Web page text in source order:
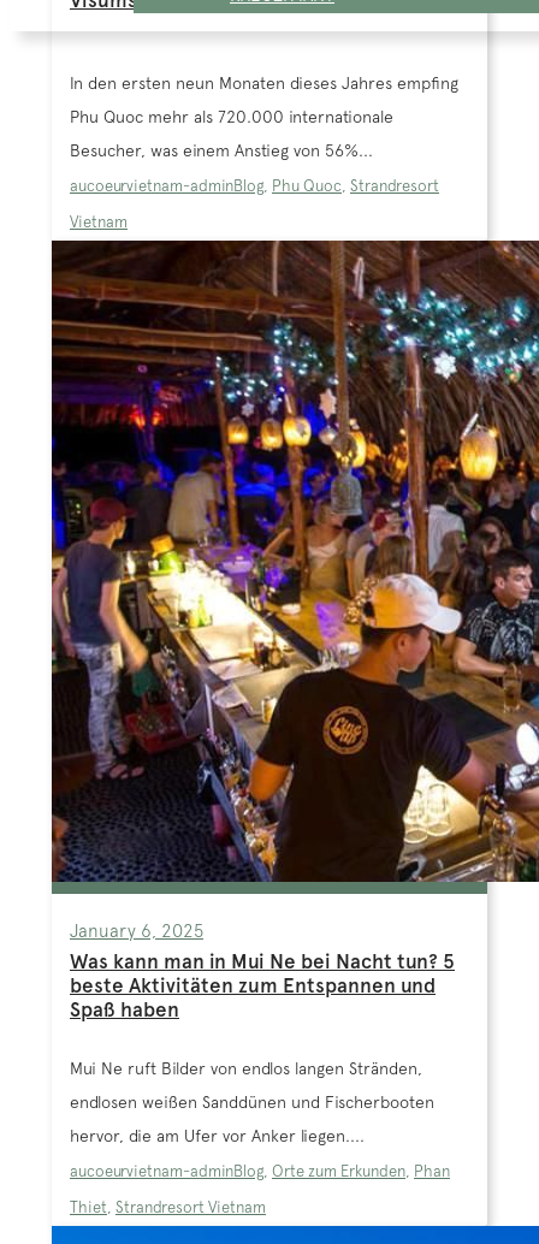
In den ersten neun Monaten dieses Jahres empfing
Phu Quoc mehr als 720.000 internationale
Besucher, was einem Anstieg von 56%...
aucoeurvietnam-adminBlog, Phu Quoc, Strandresort
Vietnam
January 6, 2025
Was kann man in Mui Ne bei Nacht tun? 5
beste Aktivitäten zum Entspannen und
Spaß haben
Mui Ne ruft Bilder von endlos langen Stränden,
endlosen weißen Sanddünen und Fischerbooten
hervor, die am Ufer vor Anker liegen....
aucoeurvietnam-adminBlog, Orte zum Erkunden, Phan
Thiet, Strandresort Vietnam